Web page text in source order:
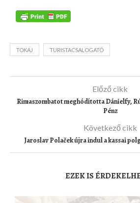
TOKAJ TURISTACSALOGATÓ
Előző cikk
Rimaszombatot meghódította Dánielfy,
Pénz
Következő cikk
Jaroslav Polaček újra indul a kassai
EZEK IS